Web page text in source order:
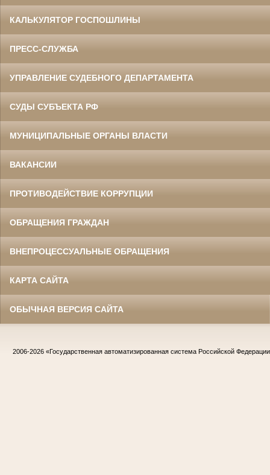
КАЛЬКУЛЯТОР ГОСПОШЛИНЫ
ПРЕСС-СЛУЖБА
УПРАВЛЕНИЕ СУДЕБНОГО ДЕПАРТАМЕНТА
СУДЫ СУБЪЕКТА РФ
МУНИЦИПАЛЬНЫЕ ОРГАНЫ ВЛАСТИ
ВАКАНСИИ
ПРОТИВОДЕЙСТВИЕ КОРРУПЦИИ
ОБРАЩЕНИЯ ГРАЖДАН
ВНЕПРОЦЕССУАЛЬНЫЕ ОБРАЩЕНИЯ
КАРТА САЙТА
ОБЫЧНАЯ ВЕРСИЯ САЙТА
2006-2026 «Государственная автоматизированная система Российской